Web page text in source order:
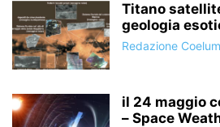
Titano
geologia
Redazione Coelum
il 24 maggio
– Space